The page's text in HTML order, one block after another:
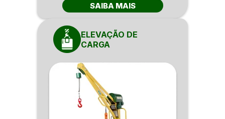
SAIBA MAIS
ELEVAÇÃO DE
CARGA